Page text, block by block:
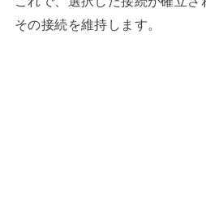
その接続を維持します。